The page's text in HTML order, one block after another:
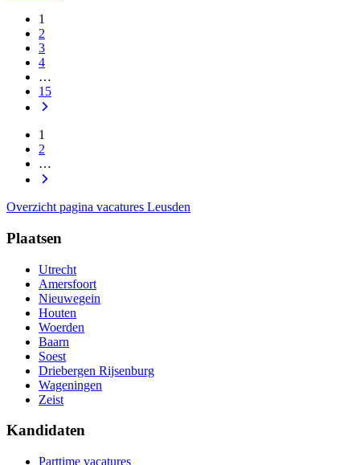
1
2
3
4
…
15
1
2
…
Overzicht pagina vacatures Leusden
Plaatsen
Utrecht
Amersfoort
Nieuwegein
Houten
Woerden
Baarn
Soest
Driebergen Rijsenburg
Wageningen
Zeist
Kandidaten
Parttime vacatures